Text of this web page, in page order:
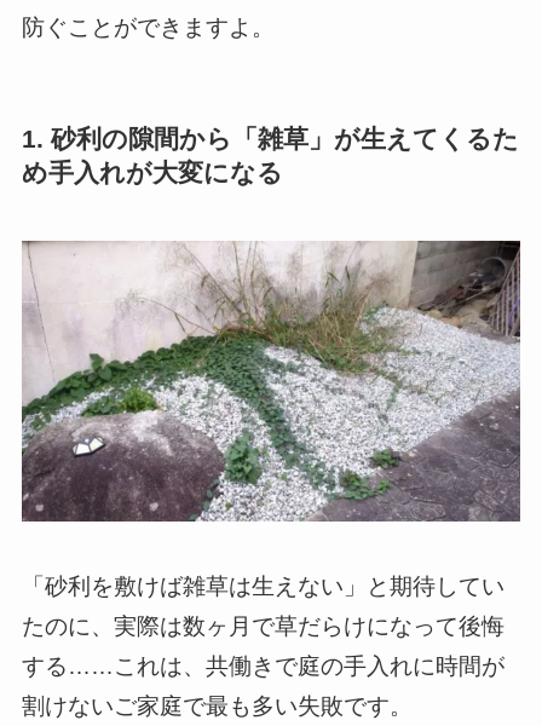
防ぐことができますよ。
1. 砂利の隙間から「雑草」が生えてくるた
め手入れが大変になる
「砂利を敷けば雑草は生えない」と期待してい
たのに、実際は数ヶ月で草だらけになって後悔
する……これは、共働きで庭の手入れに時間が
割けないご家庭で最も多い失敗です。